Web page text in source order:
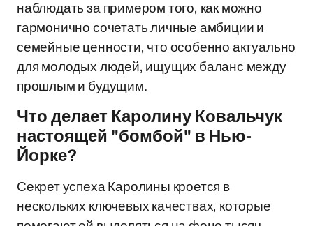
наблюдать за примером того, как можно
гармонично сочетать личные амбиции и
семейные ценности, что особенно актуально
для молодых людей, ищущих баланс между
прошлым и будущим.
Что делает Каролину Ковальчук
настоящей "бомбой" в Нью-
Йорке?
Секрет успеха Каролины кроется в
нескольких ключевых качествах, которые